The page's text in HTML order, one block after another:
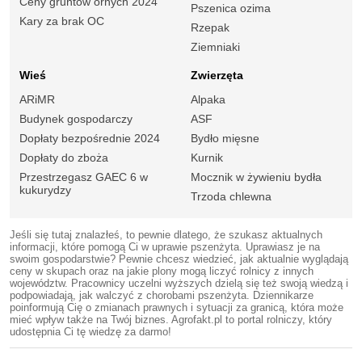
Kary za brak OC
Pszenica ozima
Rzepak
Ziemniaki
Wieś
ARiMR
Budynek gospodarczy
Dopłaty bezpośrednie 2024
Dopłaty do zboża
Przestrzegasz GAEC 6 w
kukurydzy
Zwierzęta
Alpaka
ASF
Bydło mięsne
Kurnik
Mocznik w żywieniu bydła
Trzoda chlewna
Jeśli się tutaj znalazłeś, to pewnie dlatego, że szukasz aktualnych
informacji, które pomogą Ci w uprawie pszenżyta. Uprawiasz je na
swoim gospodarstwie? Pewnie chcesz wiedzieć, jak aktualnie wyglądają
ceny w skupach oraz na jakie plony mogą liczyć rolnicy z innych
województw. Pracownicy uczelni wyższych dzielą się też swoją wiedzą i
podpowiadają, jak walczyć z chorobami pszenżyta. Dziennikarze
poinformują Cię o zmianach prawnych i sytuacji za granicą, która może
mieć wpływ także na Twój biznes. Agrofakt.pl to portal rolniczy, który
udostępnia Ci tę wiedzę za darmo!